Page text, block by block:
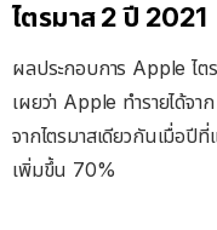
ไตรมาส 2 ปี 2021
ผลประกอบการ Apple ไ
เผยว่า Apple ทำรายได้จ
จากไตรมาสเดียวกันเมื่อปี
เพิ่มขึ้น 70%